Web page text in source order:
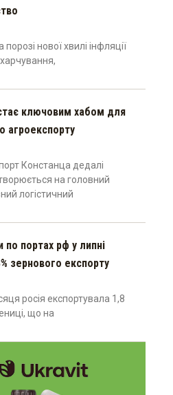
порозі нової хвилі інфляції
ключовим хабом для
агроекспорту
Констанца дедалі
на головний
логістичний
по портах рф у липні
зернового експорту
росія експортувала 1,8
що на